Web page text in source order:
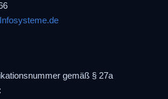
gemäß § 27a